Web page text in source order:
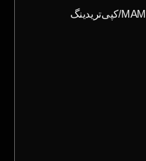
MAM/کپی‌تریدینگ